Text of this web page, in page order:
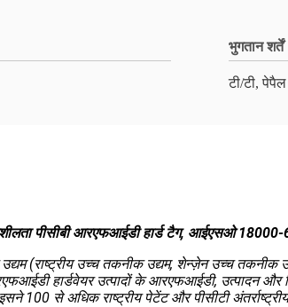
भुगतान शर्तें
टी/टी, पेपैल
पीसीबी आरएफआईडी हार्ड टैग, आईएसओ 18000-
उद्यम (राष्ट्रीय उच्च तकनीक उद्यम, शेन्ज़ेन उच्च
हार्डवेयर उत्पादों के आरएफआईडी, उत्पादन और
100 से अधिक राष्ट्रीय पेटेंट और पीसीटी